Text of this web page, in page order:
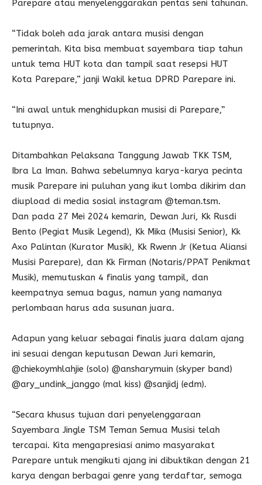
Parepare atau menyelenggarakan pentas seni tahunan.
“Tidak boleh ada jarak antara musisi dengan
pemerintah. Kita bisa membuat sayembara tiap tahun
untuk tema HUT kota dan tampil saat resepsi HUT
Kota Parepare,” janji Wakil ketua DPRD Parepare ini.
“Ini awal untuk menghidupkan musisi di Parepare,”
tutupnya.
Ditambahkan Pelaksana Tanggung Jawab TKK TSM,
Ibra La Iman. Bahwa sebelumnya karya-karya pecinta
musik Parepare ini puluhan yang ikut lomba dikirim dan
diupload di media sosial instagram @teman.tsm.
Dan pada 27 Mei 2024 kemarin, Dewan Juri, Kk Rusdi
Bento (Pegiat Musik Legend), Kk Mika (Musisi Senior), Kk
Axo Palintan (Kurator Musik), Kk Rwenn Jr (Ketua Aliansi
Musisi Parepare), dan Kk Firman (Notaris/PPAT Penikmat
Musik), memutuskan 4 finalis yang tampil, dan
keempatnya semua bagus, namun yang namanya
perlombaan harus ada susunan juara.
Adapun yang keluar sebagai finalis juara dalam ajang
ini sesuai dengan keputusan Dewan Juri kemarin,
@chiekoymhlahjie (solo) @ansharymuin (skyper band)
@ary_undink_janggo (mal kiss) @sanjidj (edm).
“Secara khusus tujuan dari penyelenggaraan
Sayembara Jingle TSM Teman Semua Musisi telah
tercapai. Kita mengapresiasi animo masyarakat
Parepare untuk mengikuti ajang ini dibuktikan dengan 21
karya dengan berbagai genre yang terdaftar, semoga